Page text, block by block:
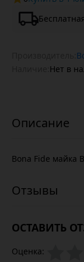
Нет в
Bona Fide майка
ОСТАВИТЬ
Оценка: